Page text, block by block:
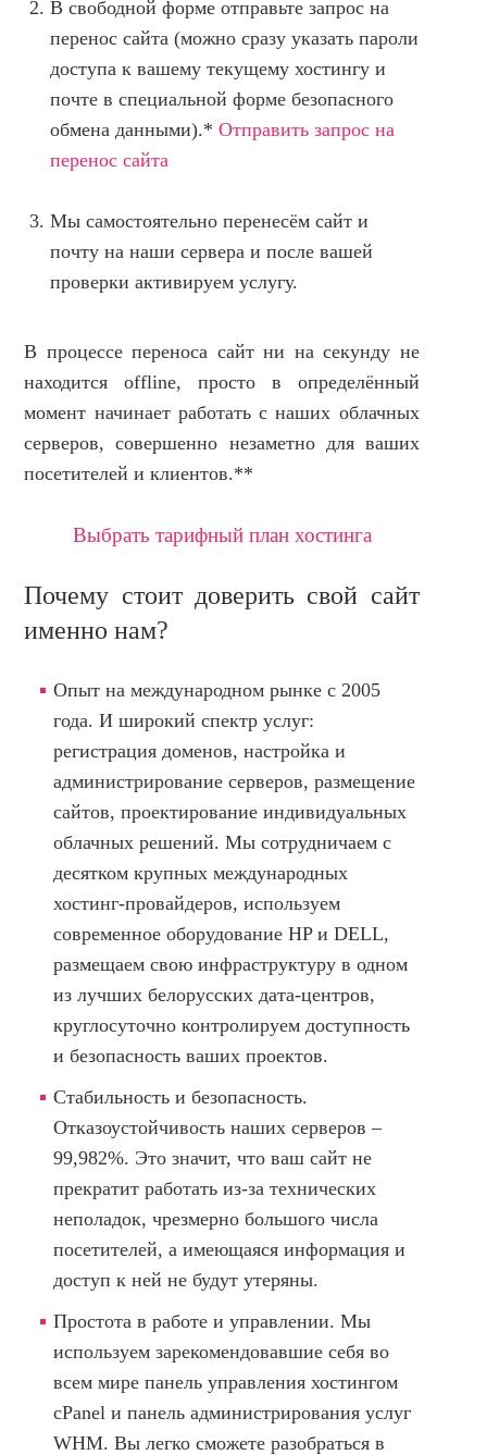
В свободной форме отправьте запрос на
перенос сайта (можно сразу указать пароли
доступа к вашему текущему хостингу и
почте в специальной форме безопасного
обмена данными).*Отправить запрос на
перенос сайта
Мы самостоятельно перенесём сайт и
почту на наши сервера и после вашей
проверки активируем услугу.
В процессе переноса сайт ни на секунду не
находится offline, просто в определённый
момент начинает работать с наших облачных
серверов, совершенно незаметно для ваших
посетителей и клиентов.**
Выбрать тарифный план хостинга
Почему стоит доверить свой сайт
именно нам?
Опыт на международном рынке с 2005
года. И широкий спектр услуг:
регистрация доменов, настройка и
администрирование серверов, размещение
сайтов, проектирование индивидуальных
облачных решений. Мы сотрудничаем с
десятком крупных международных
хостинг-провайдеров, используем
современное оборудование HP и DELL,
размещаем свою инфраструктуру в одном
из лучших белорусских дата-центров,
круглосуточно контролируем доступность
и безопасность ваших проектов.
Стабильность и безопасность.
Отказоустойчивость наших серверов –
99,982%. Это значит, что ваш сайт не
прекратит работать из-за технических
неполадок, чрезмерно большого числа
посетителей, а имеющаяся информация и
доступ к ней не будут утеряны.
Простота в работе и управлении. Мы
используем зарекомендовавшие себя во
всем мире панель управления хостингом
cPanel и панель администрирования услуг
WHM. Вы легко сможете разобраться в